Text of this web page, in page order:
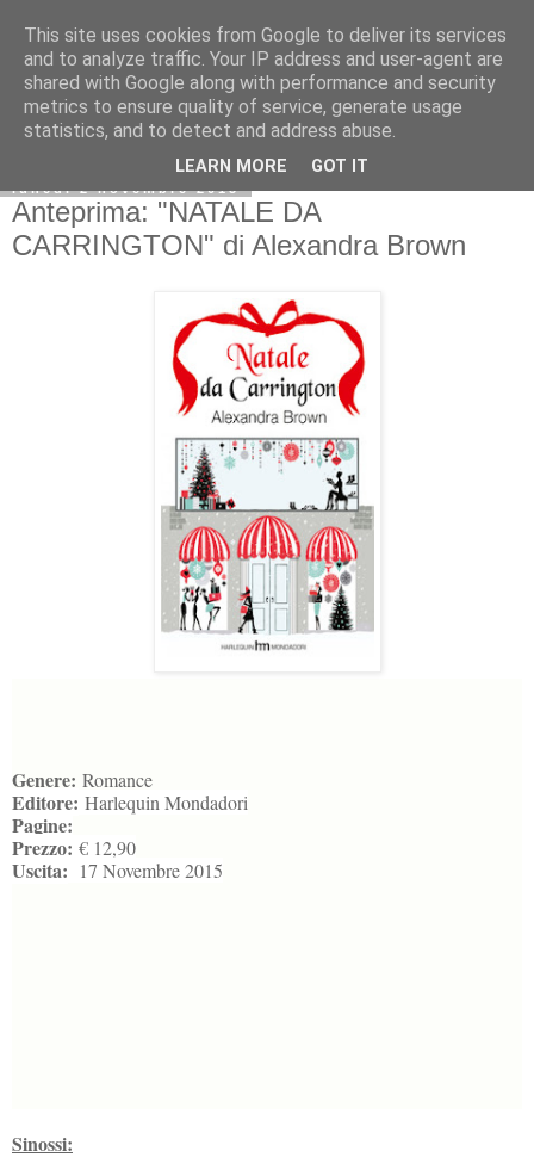
lunedì 2 novembre 2015
Anteprima: "NATALE DA
CARRINGTON" di Alexandra Brown
Genere: Romance
Editore: Harlequin Mondadori
Pagine:
Prezzo: € 12,90
Uscita: 17 Novembre 2015
Sinossi:
This site uses cookies from Google to deliver its services
and to analyze traffic. Your IP address and user-agent are
shared with Google along with performance and security
metrics to ensure quality of service, generate usage
statistics, and to detect and address abuse.
LEARN MORE GOT IT